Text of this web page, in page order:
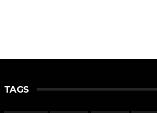
TAGS